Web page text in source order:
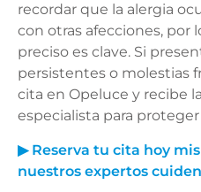
recordar que la alergia
con otras afecciones, por
preciso es clave. Si
persistentes o molestias
cita en Opeluce y recibe
especialista para
▶ Reserva tu cita hoy
nuestros expertos